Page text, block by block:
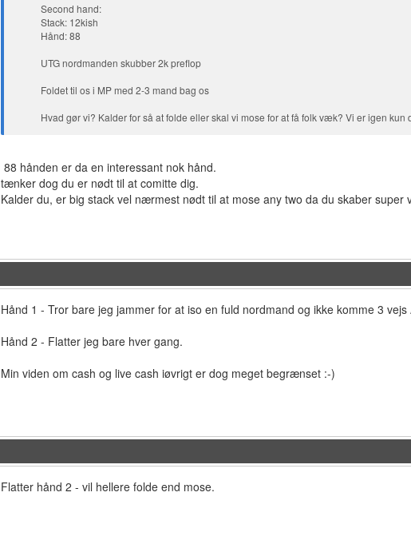
Second hand:
Stack: 12kish
Hånd: 88
UTG nordmanden skubber 2k preflop
Foldet til os i MP med 2-3 mand bag os
Hvad gør vi? Kalder for så at folde eller skal vi mose for at få folk væk? Vi er igen
88 hånden er da en interessant nok hånd.
tænker dog du er nødt til at comitte dig.
Kalder du, er big stack vel nærmest nødt til at mose any two da du skaber super
Hånd 1 - Tror bare jeg jammer for at iso en fuld nordmand og ikke komme 3 vejs
Hånd 2 - Flatter jeg bare hver gang.
Min viden om cash og live cash iøvrigt er dog meget begrænset :-)
Flatter hånd 2 - vil hellere folde end mose.